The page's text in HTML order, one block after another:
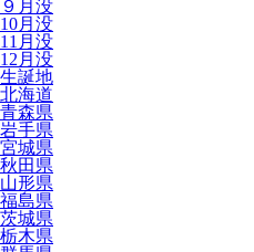
９月没
10月没
11月没
12月没
生誕地
北海道
青森県
岩手県
宮城県
秋田県
山形県
福島県
茨城県
栃木県